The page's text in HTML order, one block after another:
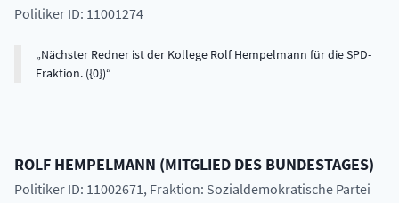
Politiker ID: 11001274
Nächster Redner ist der Kollege Rolf Hempelmann für die SPD-
Fraktion. ({0})
ROLF HEMPELMANN (MITGLIED DES BUNDESTAGES)
Politiker ID: 11002671, Fraktion: Sozialdemokratische Partei